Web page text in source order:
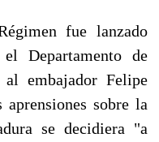
fue lanzado
el Departamento de
al embajador Felipe
sobre la
se decidiera "a